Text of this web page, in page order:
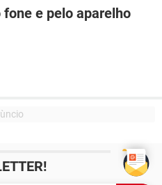
e pelo aparelho